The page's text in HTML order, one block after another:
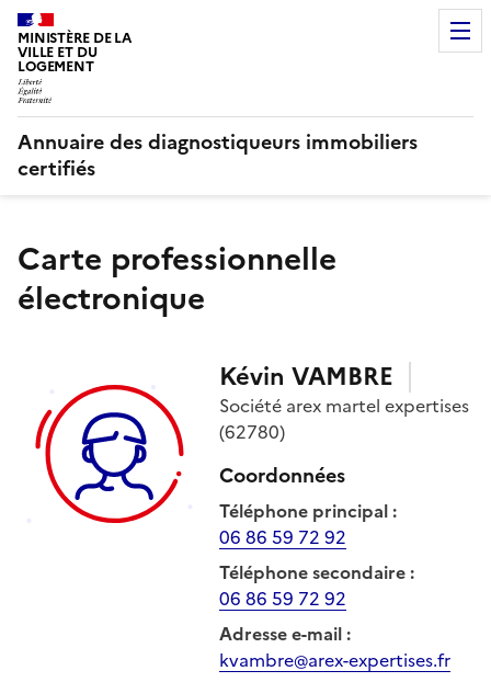
MINISTÈRE DE LA
VILLE ET DU
LOGEMENT
Annuaire des diagnostiqueurs immobiliers
certifiés
Carte professionnelle
électronique
Kévin VAMBRE
Société arex martel expertises
(62780)
Coordonnées
Téléphone principal:
06 86 59 72 92
Téléphone secondaire:
06 86 59 72 92
Adresse e-mail:
kvambre@arex-expertises.fr